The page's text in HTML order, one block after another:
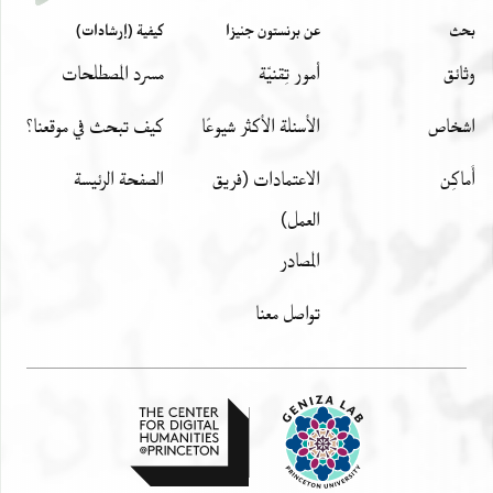
תם קטאיע קטאיע וסאלת שרי תוב מצמת נצף
סאלם מן אלוסך מדהב נסאיי ואלגיב עלי אלכדף ואן לם
יכון נסאיי פיכון רגאלי תקטיע אלכאמל פי וסע אלכם
ושעאעה ואסע דורה חתי אדא פצל יקטע ודהב כתיר
ותקדם ימיני לם נקצד אלא גאה מולאי אל ידומה בטול
עמרה ומא בקי עליי יזנה עני מולאי אבי אלבשר אזהר
נזנה הנא למולאי אבי אלסרור וקד כתבת לה בדאלך
מולאי אלנגיד אנה יריד נזן אנה לה אל יב דינ ונצף
ונצף אלדי אקתרצת מני למולאי ואנה אדאם אללה עזה
מוסי או גירה וקד שער סידי אזהר הנא אנה יענא פיה לך
אלמראד לאכן אתבעי . .מולאי פ. .אהו. . . . . . . . . .
بحث
وثائق
اشخاص
أَماكِن
عن برنستون جنيزا
أمور تِقنيّة
الأسئلة الأكثر شيوعًا
الاعتمادات (فريق
العمل)
المصادر
تواصل معنا
كيفية (إرشادات)
مسرد المصطلحات
كيف تبحث في موقعنا؟
الصفحة الرئيسة